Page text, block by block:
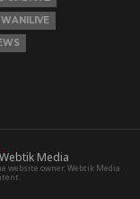
Media
website owner. Webtik Media